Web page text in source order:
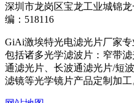
深圳市龙岗区宝龙工业城锦
编：518116
GiAi激埃特光电滤光片厂家
包括诸多光学滤波片：窄带
通滤光片、长波通滤光片/短
滤镜等光学镜片产品定制加工